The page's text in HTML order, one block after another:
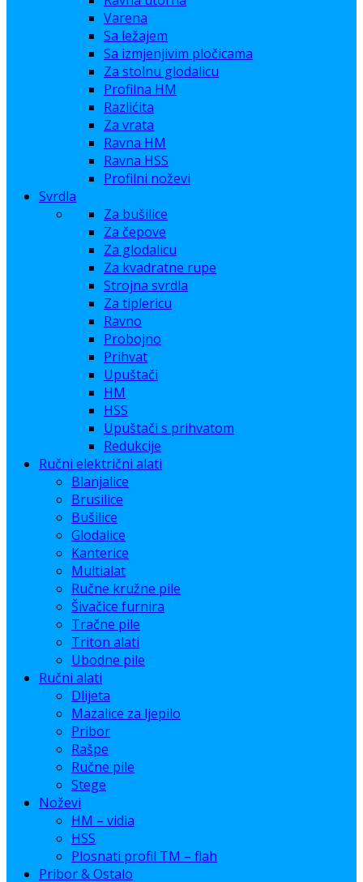
Varena
Sa ležajem
Sa izmjenjivim pločicama
Za stolnu glodalicu
Profilna HM
Razlićita
Za vrata
Ravna HM
Ravna HSS
Profilni noževi
Svrdla
Za bušilice
Za čepove
Za glodalicu
Za kvadratne rupe
Strojna svrdla
Za tiplericu
Ravno
Probojno
Prihvat
Upuštači
HM
HSS
Upuštači s prihvatom
Redukcije
Ručni električni alati
Blanjalice
Brusilice
Bušilice
Glodalice
Kanterice
Multialat
Ručne kružne pile
Šivačice furnira
Tračne pile
Triton alati
Ubodne pile
Ručni alati
Dlijeta
Mazalice za ljepilo
Pribor
Rašpe
Ručne pile
Stege
Noževi
HM – vidia
HSS
Plosnati profil TM – flah
Pribor & Ostalo